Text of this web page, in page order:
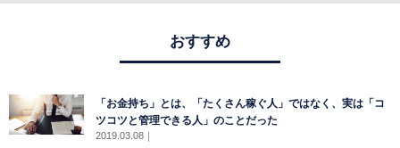
おすすめ
「お金持ち」とは、「たくさん稼ぐ人」ではなく、実は「コ
ツコツと管理できる人」のことだった
2019.03.08｜